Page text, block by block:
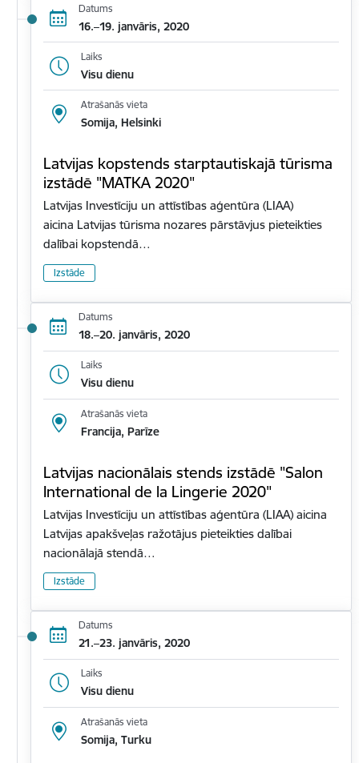
Datums
16.–19. janvāris, 2020
Laiks
Visu dienu
Atrašanās vieta
Somija, Helsinki
Latvijas kopstends starptautiskajā tūrisma
izstādē "MATKA 2020"
Latvijas Investīciju un attīstības aģentūra (LIAA)
aicina Latvijas tūrisma nozares pārstāvjus pieteikties
dalībai kopstendā…
Izstāde
Datums
18.–20. janvāris, 2020
Laiks
Visu dienu
Atrašanās vieta
Francija, Parīze
Latvijas nacionālais stends izstādē "Salon
International de la Lingerie 2020"
Latvijas Investīciju un attīstības aģentūra (LIAA) aicina
Latvijas apakšveļas ražotājus pieteikties dalībai
nacionālajā stendā…
Izstāde
Datums
21.–23. janvāris, 2020
Laiks
Visu dienu
Atrašanās vieta
Somija, Turku